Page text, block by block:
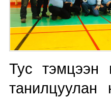
Тус тэмцээн
танилцуулан